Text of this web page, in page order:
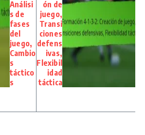
Análisi
s de
fases
del
juego,
Cambio
s
táctico
s
ón de
juego,
Transi
ciones
defens
ivas,
Flexibil
idad
táctica